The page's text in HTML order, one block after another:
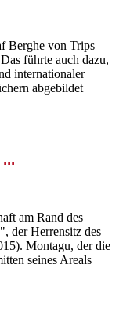
Berghe von Trips
führte auch dazu,
internationaler
abgebildet
am Rand des
der Herrensitz des
Montagu, der die
seines Areals